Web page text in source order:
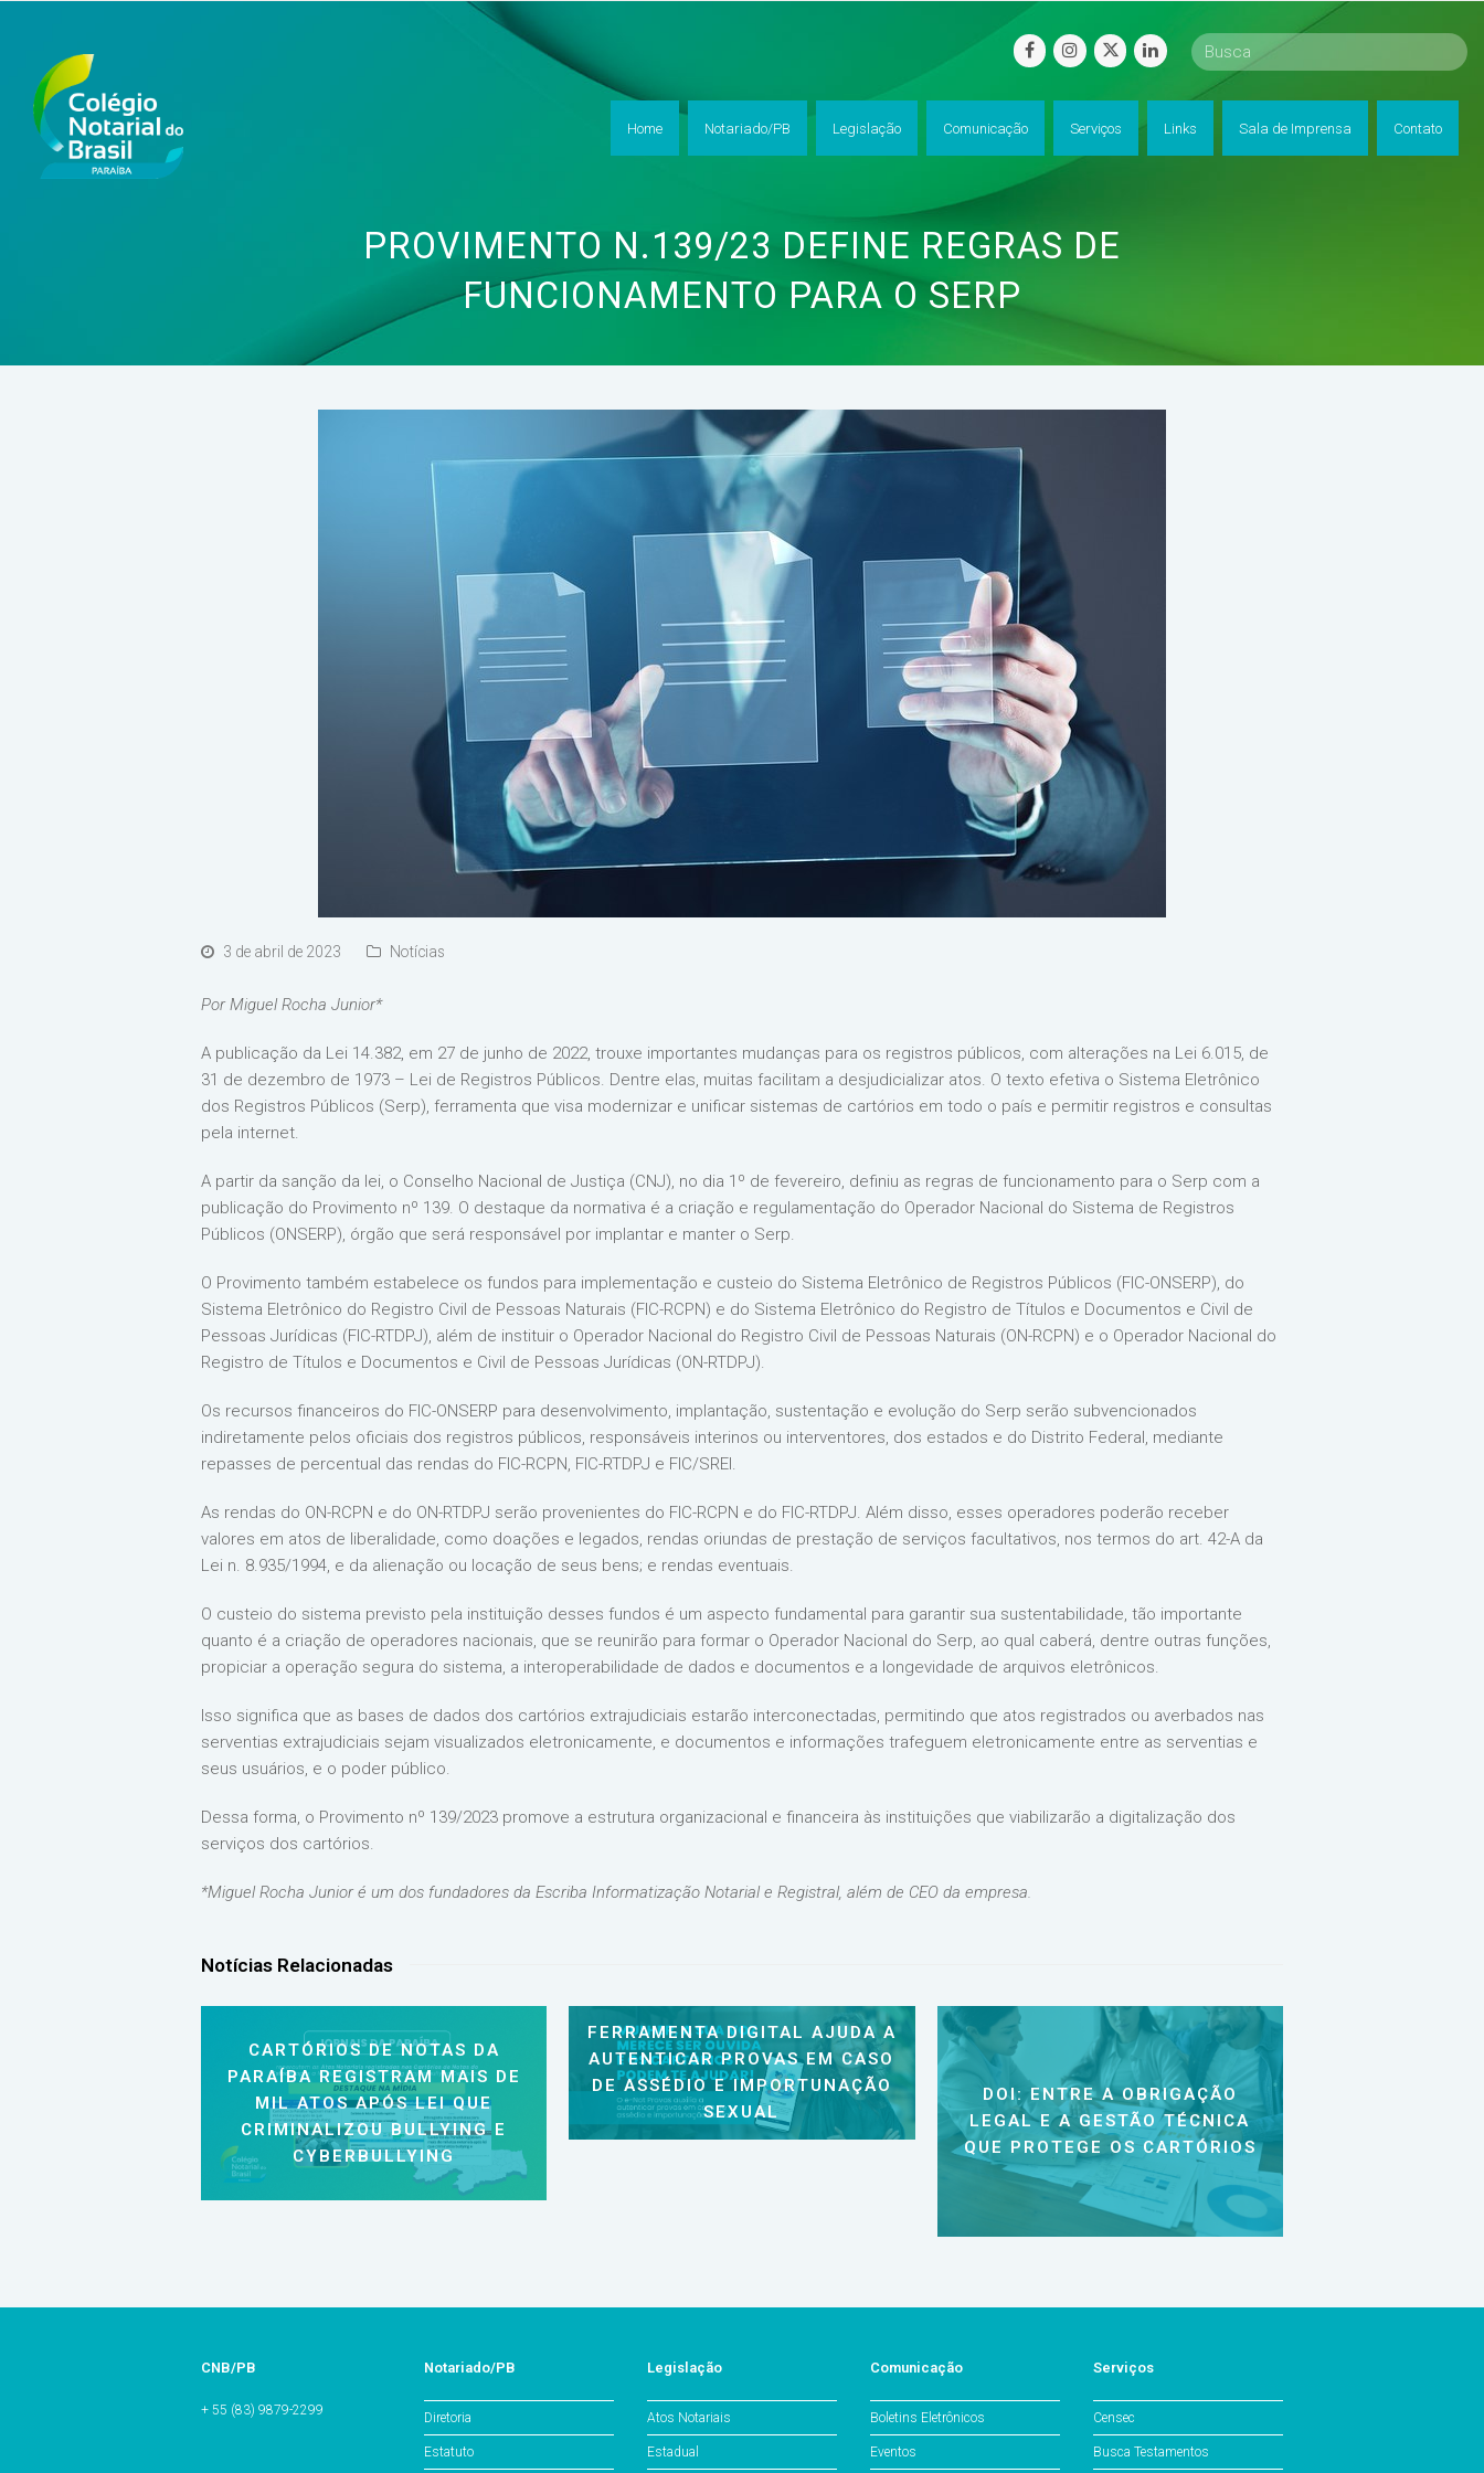
facebookinstagram
twitterlinkedin
Home Notariado/PB Legislação Comunicação Serviços Links Sala de Imprensa Contato
PROVIMENTO N.139/23 DEFINE REGRAS DE
FUNCIONAMENTO PARA O SERP
3 de abril de 2023 Notícias
Por Miguel Rocha Junior*
A publicação da Lei 14.382, em 27 de junho de 2022, trouxe importantes mudanças para os registros públicos, com alterações na Lei 6.015, de
31 de dezembro de 1973 – Lei de Registros Públicos. Dentre elas, muitas facilitam a desjudicializar atos. O texto efetiva o Sistema Eletrônico
dos Registros Públicos (Serp), ferramenta que visa modernizar e unificar sistemas de cartórios em todo o país e permitir registros e consultas
pela internet.
A partir da sanção da lei, o Conselho Nacional de Justiça (CNJ), no dia 1º de fevereiro, definiu as regras de funcionamento para o Serp com a
publicação do Provimento nº 139. O destaque da normativa é a criação e regulamentação do Operador Nacional do Sistema de Registros
Públicos (ONSERP), órgão que será responsável por implantar e manter o Serp.
O Provimento também estabelece os fundos para implementação e custeio do Sistema Eletrônico de Registros Públicos (FIC-ONSERP), do
Sistema Eletrônico do Registro Civil de Pessoas Naturais (FIC-RCPN) e do Sistema Eletrônico do Registro de Títulos e Documentos e Civil de
Pessoas Jurídicas (FIC-RTDPJ), além de instituir o Operador Nacional do Registro Civil de Pessoas Naturais (ON-RCPN) e o Operador Nacional do
Registro de Títulos e Documentos e Civil de Pessoas Jurídicas (ON-RTDPJ).
Os recursos financeiros do FIC-ONSERP para desenvolvimento, implantação, sustentação e evolução do Serp serão subvencionados
indiretamente pelos oficiais dos registros públicos, responsáveis interinos ou interventores, dos estados e do Distrito Federal, mediante
repasses de percentual das rendas do FIC-RCPN, FIC-RTDPJ e FIC/SREI.
As rendas do ON-RCPN e do ON-RTDPJ serão provenientes do FIC-RCPN e do FIC-RTDPJ. Além disso, esses operadores poderão receber
valores em atos de liberalidade, como doações e legados, rendas oriundas de prestação de serviços facultativos, nos termos do art. 42-A da
Lei n. 8.935/1994, e da alienação ou locação de seus bens; e rendas eventuais.
O custeio do sistema previsto pela instituição desses fundos é um aspecto fundamental para garantir sua sustentabilidade, tão importante
quanto é a criação de operadores nacionais, que se reunirão para formar o Operador Nacional do Serp, ao qual caberá, dentre outras funções,
propiciar a operação segura do sistema, a interoperabilidade de dados e documentos e a longevidade de arquivos eletrônicos.
Isso significa que as bases de dados dos cartórios extrajudiciais estarão interconectadas, permitindo que atos registrados ou averbados nas
serventias extrajudiciais sejam visualizados eletronicamente, e documentos e informações trafeguem eletronicamente entre as serventias e
seus usuários, e o poder público.
Dessa forma, o Provimento nº 139/2023 promove a estrutura organizacional e financeira às instituições que viabilizarão a digitalização dos
serviços dos cartórios.
*Miguel Rocha Junior é um dos fundadores da Escriba Informatização Notarial e Registral, além de CEO da empresa.
Notícias Relacionadas
CARTÓRIOS DE NOTAS DA
PARAÍBA REGISTRAM MAIS DE
MIL ATOS APÓS LEI QUE
CRIMINALIZOU BULLYING E
CYBERBULLYING
FERRAMENTA DIGITAL AJUDA A
AUTENTICAR PROVAS EM CASO
DE ASSÉDIO E IMPORTUNAÇÃO
SEXUAL
DOI: ENTRE A OBRIGAÇÃO
LEGAL E A GESTÃO TÉCNICA
QUE PROTEGE OS CARTÓRIOS
CNB/PB
+ 55 (83) 9879-2299
Notariado/PB
Diretoria
Estatuto
Legislação
Atos Notariais
Estadual
Comunicação
Boletins Eletrônicos
Eventos
Serviços
Censec
Busca Testamentos